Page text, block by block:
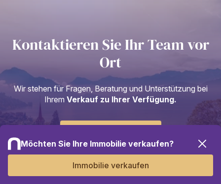
Kontaktieren Sie Ihr Team vor
Ort
Wir stehen für Fragen, Beratung und Unterstützung bei
Ihrem Verkauf zu Ihrer Verfügung.
Möchten Sie Ihre Immobilie verkaufen?
Immobilie verkaufen